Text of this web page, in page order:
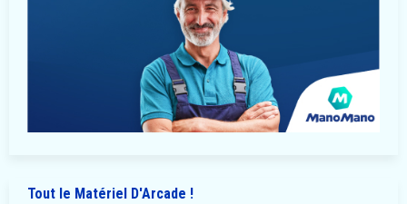
Tout le Matériel D'Arcade !